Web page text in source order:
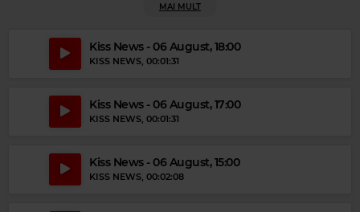
MAGIC PARTY MIX
MAI MULT
Kiss News - 06 August, 18:00
KISS NEWS, 00:01:31
Kiss News - 06 August, 17:00
KISS NEWS, 00:01:31
Kiss News - 06 August, 15:00
KISS NEWS, 00:02:08